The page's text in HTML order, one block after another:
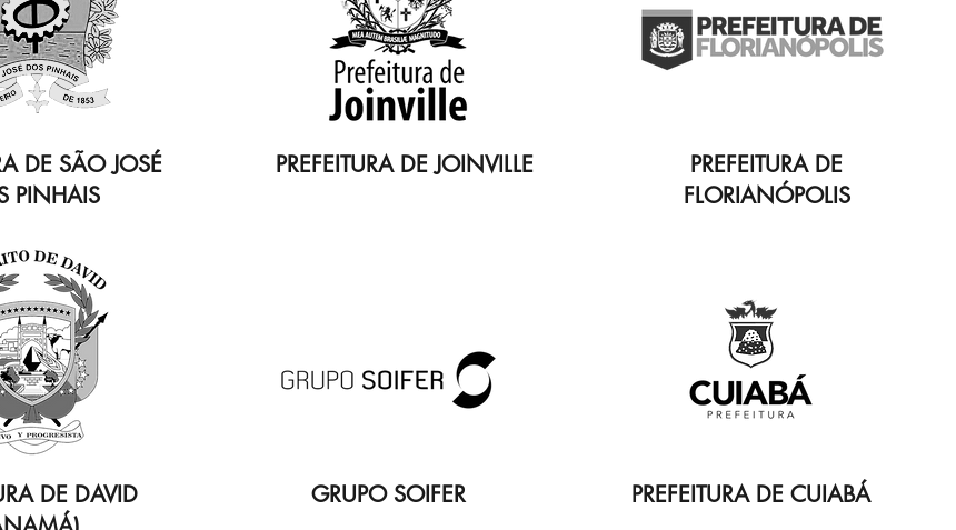
DE SÃO JOSÉ
PINHAIS
PREFEITURA DE JOINVILLE
PREFEITURA DE
FLORIANÓPOLIS
DE DAVID
GRUPO SOIFER PREFEITURA DE CUIABÁ